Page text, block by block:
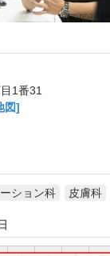
1番31
図]
ション科 皮膚科